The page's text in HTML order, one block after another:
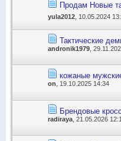
Продам Новые
yula2012 , 10.05.2024
Тактические
andronik1979 ,
кожаные
on , 19.10.2025 14:34
Брендовые
radiraya , 21.05.2026